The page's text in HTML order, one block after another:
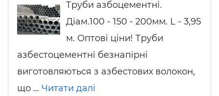
Труби азбоцементні.
Діам.100 - 150 - 200мм. L - 3,95
м. Оптові ціни! Труби
азбестоцементні безнапірні
виготовляються з азбестових волокон,
що … Читати далі